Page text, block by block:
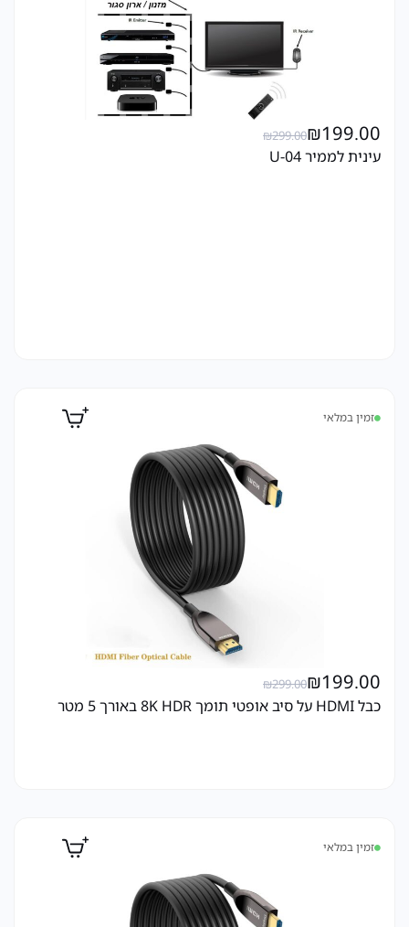
₪299.00₪199.00
עינית לממיר U-04
זמין במלאי
₪299.00₪199.00
כבל HDMI על סיב אופטי תומך 8K HDR באורך 5 מטר
זמין במלאי